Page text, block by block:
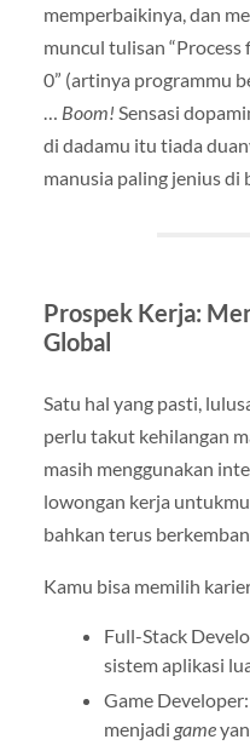
memperbaikinya, dan
muncul tulisan
0” (artinya programmu
… Boom! Sensasi
di dadamu itu tiada
manusia paling jenius di
Prospek Kerja:
Global
Satu hal yang pasti,
perlu takut kehilangan
masih menggunakan
lowongan kerja
bahkan terus
Kamu bisa memilih
Full-Stack
sistem aplikasi
Game
menjadi game